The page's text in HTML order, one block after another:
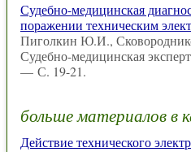
Судебно-медицинская
поражении техническим
Пиголкин Ю.И.,
Судебно-медицинская
— С. 19-21.
больше материалов в
Действие технического